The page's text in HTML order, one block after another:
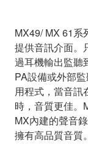
MX49/ MX 61系
提供音訊介面。
過耳機輸出監聽
PA設備或外部
用程式，當音訊
時，音質更佳。
MX內建的聲音
擁有高品質音質。